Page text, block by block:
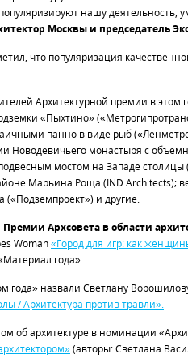
нашу деятельность,
Москвы и председатель
что популяризация
Архитектурной премии в этом
«Пыхтино»
панно в виде рыб
Новодевичьего монастыря с
мостом на Западе
Марьина Роща (IND Architects);
(«Подземпроект») и другие.
Архсовета в области
Woman«Город для игр: как
года».
года» назвали Светлану
/ Архитектура против травли».
об архитектуре в номинации
(авторы: Светлана